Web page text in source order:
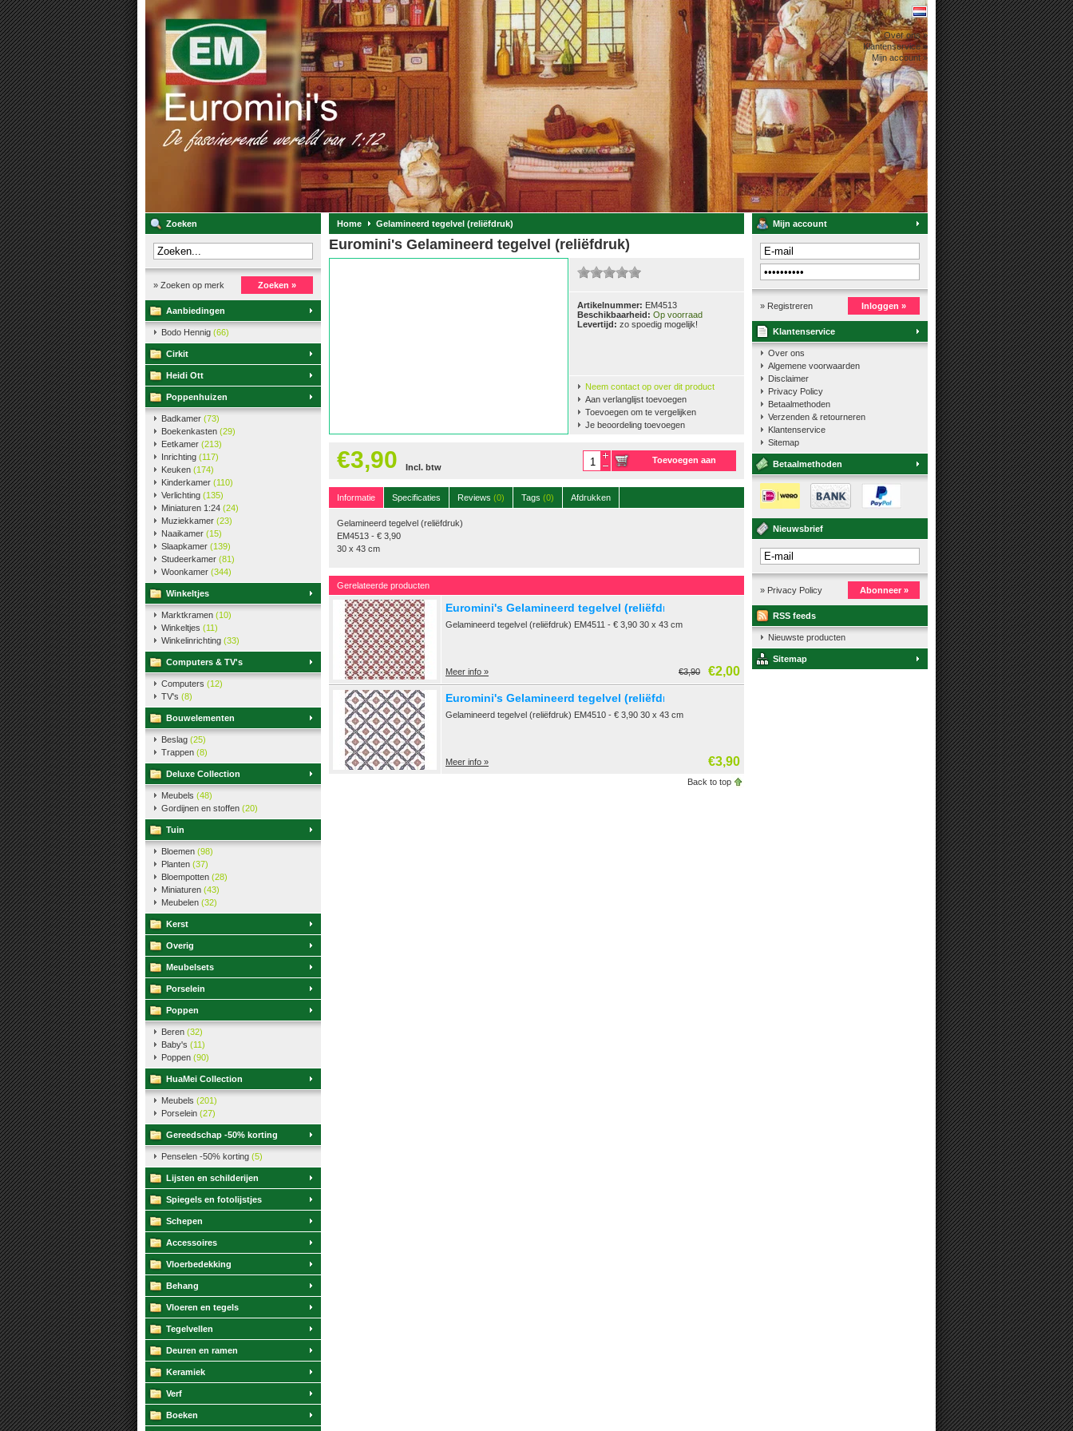
Over ons »
Klantenservice »
Mijn account »
Zoeken
» Zoeken op merk Zoeken »
Aanbiedingen
Bodo Hennig (66)
Cirkit
Heidi Ott
Poppenhuizen
Badkamer (73)
Boekenkasten (29)
Eetkamer (213)
Inrichting (117)
Keuken (174)
Kinderkamer (110)
Verlichting (135)
Miniaturen 1:24 (24)
Muziekkamer (23)
Naaikamer (15)
Slaapkamer (139)
Studeerkamer (81)
Woonkamer (344)
Winkeltjes
Marktkramen (10)
Winkeltjes (11)
Winkelinrichting (33)
Computers & TV's
Computers (12)
TV's (8)
Bouwelementen
Beslag (25)
Trappen (8)
Deluxe Collection
Meubels (48)
Gordijnen en stoffen (20)
Tuin
Bloemen (98)
Planten (37)
Bloempotten (28)
Miniaturen (43)
Meubelen (32)
Kerst
Overig
Meubelsets
Porselein
Poppen
Beren (32)
Baby's (11)
Poppen (90)
HuaMei Collection
Meubels (201)
Porselein (27)
Gereedschap -50% korting
Penselen -50% korting (5)
Lijsten en schilderijen
Spiegels en fotolijstjes
Schepen
Accessoires
Vloerbedekking
Behang
Vloeren en tegels
Tegelvellen
Deuren en ramen
Keramiek
Verf
Boeken
Home Gelamineerd tegelvel (reliëfdruk)
Euromini's Gelamineerd tegelvel (reliëfdruk)
Artikelnummer: EM4513
Beschikbaarheid: Op voorraad
Levertijd: zo spoedig mogelijk!
Neem contact op over dit product
Aan verlanglijst toevoegen
Toevoegen om te vergelijken
Je beoordeling toevoegen
€3,90 Incl. btw
Toevoegen aan
Informatie
Specificaties Reviews (0) Tags (0) Afdrukken
Gelamineerd tegelvel (reliëfdruk)
EM4513 - € 3,90
30 x 43 cm
Gerelateerde producten
Euromini's Gelamineerd tegelvel (reliëfdruk)
Gelamineerd tegelvel (reliëfdruk) EM4511 - € 3,90 30 x 43 cm
Meer info » €2,00
€3,90
Euromini's Gelamineerd tegelvel (reliëfdruk)
Gelamineerd tegelvel (reliëfdruk) EM4510 - € 3,90 30 x 43 cm
Meer info » €3,90
Back to top
Mijn account
» Registreren Inloggen »
Klantenservice
Over ons
Algemene voorwaarden
Disclaimer
Privacy Policy
Betaalmethoden
Verzenden & retourneren
Klantenservice
Sitemap
Betaalmethoden
Nieuwsbrief
» Privacy Policy Abonneer »
RSS feeds
Nieuwste producten
Sitemap